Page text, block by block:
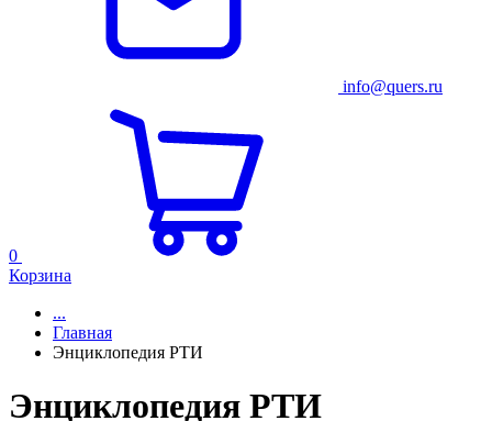
info@quers.ru
0
Корзина
...
Главная
Энциклопедия РТИ
Энциклопедия РТИ